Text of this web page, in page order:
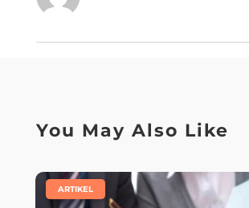
You May Also Like
ARTIKEL